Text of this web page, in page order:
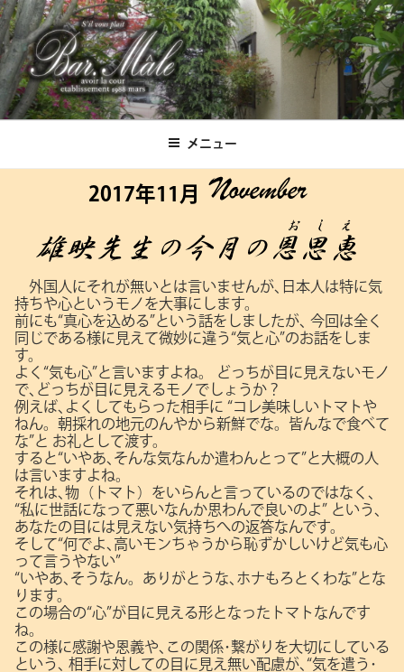
コ
ン
テ
ン
ツ
へBar.Male メニュー
2017年11月
外国人にそれが無いとは言いませんが､日本人は特に気
持ちや心というモノを大事にします。
前にも“真心を込める”という話をしましたが､
今回は全く
同じである様に見えて微妙に違う“気と心”のお話をしま
す。
よく“気も心”と言いますよね。
どっちが目に見えないモノ
で､どっちが目に見えるモノでしょうか？
例えば､よくしてもらった相手に “コレ美味しいトマトや
ねん。朝採れの地元のんやから新鮮でな。皆んなで食べて
な”と お礼として渡す。
すると“いやあ､そんな気なんか遣わんとって”と大概の人
は言いますよね。
それは､物（トマト）をいらんと言っているのではなく､
“私に世話になって悪いなんか思わんで良いのよ” という､
あなたの目には見えない気持ちへの返答なんです。
そして“何でよ､高いモンちゃうから恥ずかしいけど気も心
って言うやない”
“いやあ､そうなん。ありがとうな､ホナもろとくわな”とな
ります。
この場合の“心”が目に見える形となったトマトなんです
ね。
この様に感謝や恩義や､この関係･繋がりを大切にしている
という､
相手に対しての目に見え無い配慮が､“気を遣う･